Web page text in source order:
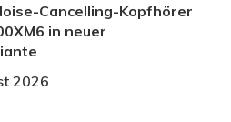
Cancelling-Kopfhörer
in neuer
2026